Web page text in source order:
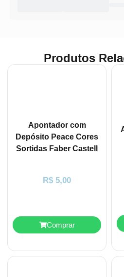
Produtos
Apontador com
Depósito Peace Cores
Sortidas Faber Castell
R$ 5,00
Comprar